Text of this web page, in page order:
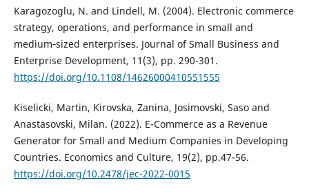
Karagozoglu, N. and Lindell, M. (2004). Electronic commerce
strategy, operations, and performance in small and
medium‐sized enterprises. Journal of Small Business and
Enterprise Development, 11(3), pp. 290-301.
https://doi.org/10.1108/14626000410551555
Kiselicki, Martin, Kirovska, Zanina, Josimovski, Saso and
Anastasovski, Milan. (2022). E-Commerce as a Revenue
Generator for Small and Medium Companies in Developing
Countries. Economics and Culture, 19(2), pp.47-56.
https://doi.org/10.2478/jec-2022-0015